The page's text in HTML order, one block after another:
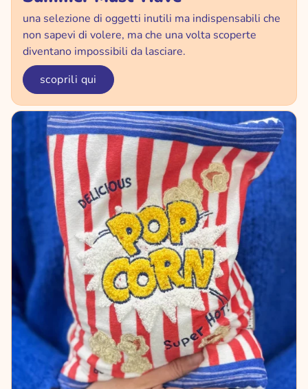
una selezione di oggetti inutili ma indispensabili che
non sapevi di volere, ma che una volta scoperte
diventano impossibili da lasciare.
scoprili qui